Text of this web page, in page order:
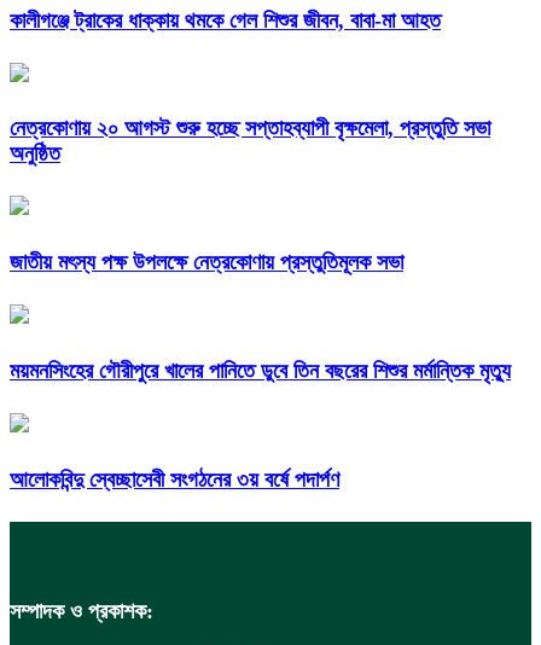
কালীগঞ্জে ট্রাকের ধাক্কায় থমকে গেল শিশুর জীবন, বাবা-মা আহত
নেত্রকোণায় ২০ আগস্ট শুরু হচ্ছে সপ্তাহব্যাপী বৃক্ষমেলা, প্রস্তুতি সভা
অনুষ্ঠিত
জাতীয় মৎস্য পক্ষ উপলক্ষে নেত্রকোণায় প্রস্তুতিমূলক সভা
ময়মনসিংহের গৌরীপুরে খালের পানিতে ডুবে তিন বছরের শিশুর মর্মান্তিক মৃত্যু
আলোকবিন্দু স্বেচ্ছাসেবী সংগঠনের ৩য় বর্ষে পদার্পণ
সম্পাদক ও প্রকাশক: